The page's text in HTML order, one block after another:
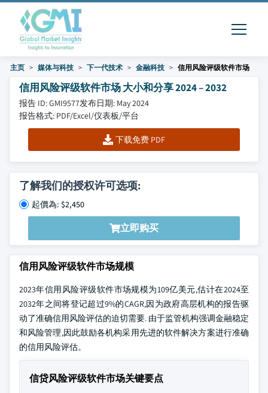
主页 媒体与科技 下一代技术 金融科技 信用风险评级软件市场
信用风险评级软件市场 大小和分享 2024 – 2032
报告 ID: GMI9577发布日期: May 2024
报告格式: PDF/Excel/仪表板/平台
下载免费 PDF
了解我们的授权许可选项:
起價為: $2,450
立即购买
信用风险评级软件市场规模
2023年信用风险评级软件市场规模为109亿美元,估计在2024至
2032年之间将登记超过9%的CAGR,因为政府高层机构的报告驱
动了准确信用风险评估的迫切需要. 由于监管机构强调金融稳定
和风险管理,因此鼓励各机构采用先进的软件解决方案进行准确
的信用风险评估。
信贷风险评级软件市场关键要点